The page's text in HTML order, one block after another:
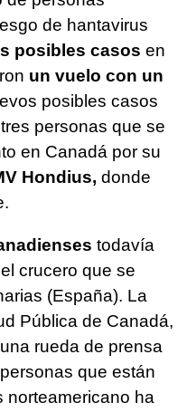
de hantavirus
posibles casos en
un vuelo con un
posibles casos
personas que se
en Canadá por su
Hondius, donde
todavía
crucero que se
(España). La
Pública de Canadá,
rueda de prensa
que están
norteamericano ha